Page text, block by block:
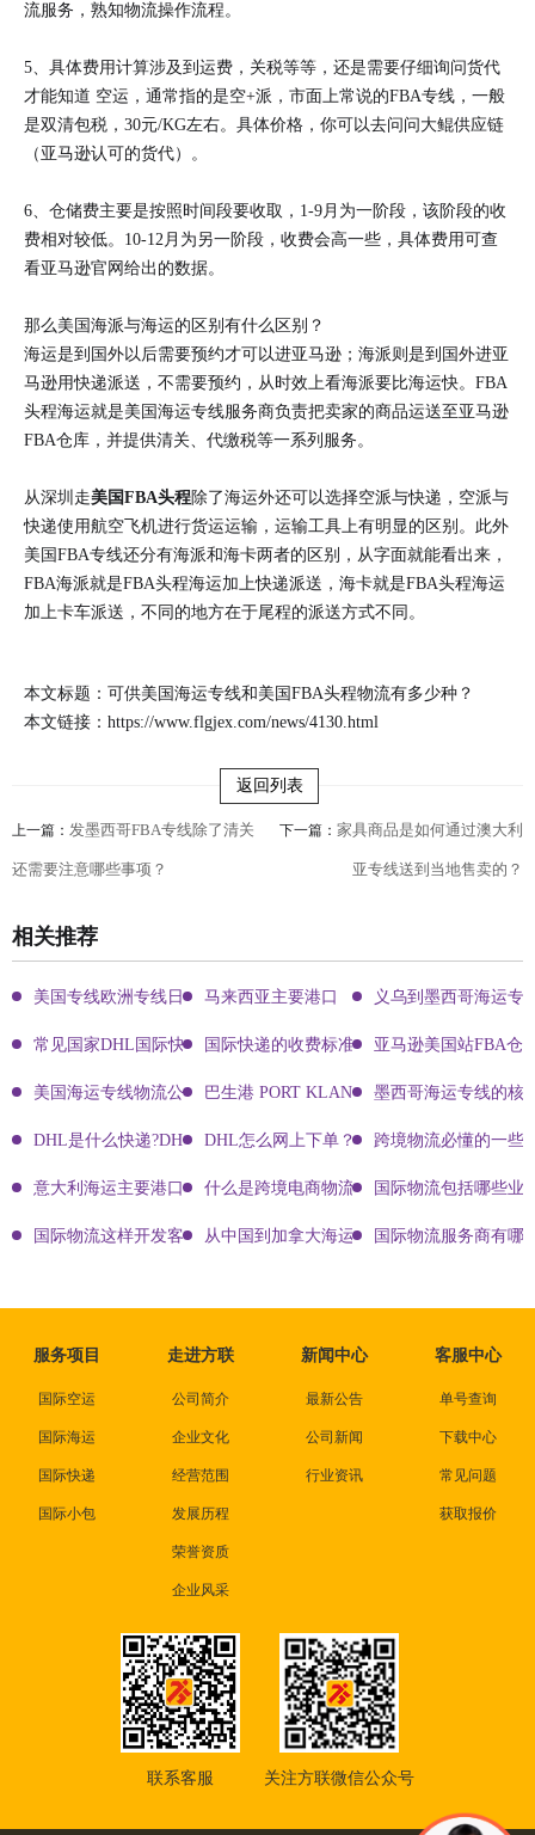
流服务，熟知物流操作流程。
5、具体费用计算涉及到运费，关税等等，还是需要仔细询问货代
才能知道 空运，通常指的是空+派，市面上常说的FBA专线，一般
是双清包税，30元/KG左右。具体价格，你可以去问问大鲲供应链
（亚马逊认可的货代）。
6、仓储费主要是按照时间段要收取，1-9月为一阶段，该阶段的收
费相对较低。10-12月为另一阶段，收费会高一些，具体费用可查
看亚马逊官网给出的数据。
那么美国海派与海运的区别有什么区别？
海运是到国外以后需要预约才可以进亚马逊；海派则是到国外进亚
马逊用快递派送，不需要预约，从时效上看海派要比海运快。FBA
头程海运就是美国海运专线服务商负责把卖家的商品运送至亚马逊
FBA仓库，并提供清关、代缴税等一系列服务。
从深圳走美国FBA头程除了海运外还可以选择空派与快递，空派与
快递使用航空飞机进行货运运输，运输工具上有明显的区别。此外
美国FBA专线还分有海派和海卡两者的区别，从字面就能看出来，
FBA海派就是FBA头程海运加上快递派送，海卡就是FBA头程海运
加上卡车派送，不同的地方在于尾程的派送方式不同。
本文标题：可供美国海运专线和美国FBA头程物流有多少种？
本文链接： https://www.flgjex.com/news/4130.html
返回列表
上一篇： 发墨西哥FBA专线除了清关
还需要注意哪些事项？
下一篇： 家具商品是如何通过澳大利
亚专线送到当地售卖的？
相关推荐
美国专线欧洲专线日本专线区别马来西亚主要港口 义乌到墨西哥海运专
常见国家DHL国际快递客服热线国际快递的收费标准!四大国际快递的尺寸重
亚马逊美国站FBA仓
美国海运专线物流公司有哪些?巴生港 PORT KLANG 墨西哥海运专线的核
DHL是什么快递?DHL国际快递介绍DHL怎么网上下单？DHL快递寄件有哪些方
跨境物流必懂的一些
意大利海运主要港口有哪些什么是跨境电商物流? 国际物流包括哪些业
国际物流这样开发客户会让你成为销冠从中国到加拿大海运要多久能到达？
国际物流服务商有哪
服务项目
国际空运
国际海运
国际快递
国际小包
走进方联
公司简介
企业文化
经营范围
发展历程
荣誉资质
企业风采
新闻中心
最新公告
公司新闻
行业资讯
客服中心
单号查询
下载中心
常见问题
获取报价
联系客服 关注方联微信公众号